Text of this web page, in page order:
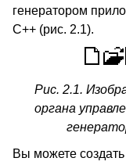
генератором
C++ (рис. 2.1).
Рис. 2.1.
органа
Вы можете